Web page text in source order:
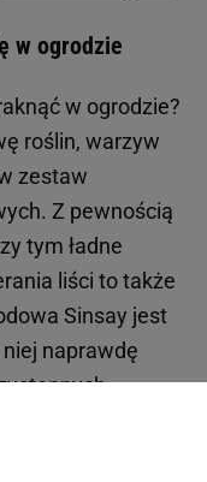
w ogrodzie
w ogrodzie?
roślin, warzyw
zestaw
Z pewnością
tym ładne
liści to także
Sinsay jest
naprawdę